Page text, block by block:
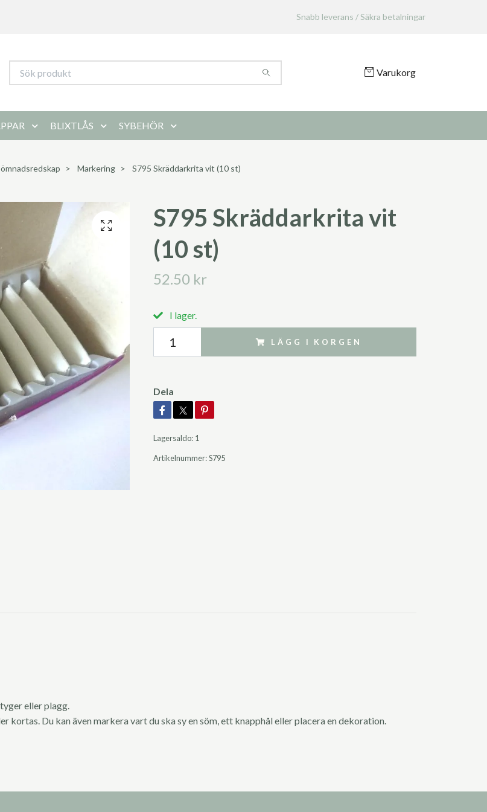
Snabb leverans / Säkra betalningar
Varukorg
BLIXTLÅS SYBEHÖR
Markering S795 Skräddarkrita vit (10 st)
S795 Skräddarkrita vit
(10 st)
52.50 kr
I lager.
LÄGG I KORGEN
Dela
Lagersaldo: 1
Artikelnummer:S795
eller plagg.
kortas. Du kan även markera vart du ska sy en söm, ett knapphål eller placera en dekoration.